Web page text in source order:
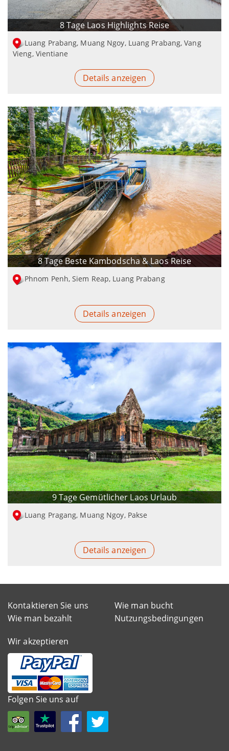
8 Tage Laos Highlights Reise
Luang Prabang, Muang Ngoy, Luang Prabang, Vang
Vieng, Vientiane
Details anzeigen
8 Tage Beste Kambodscha & Laos Reise
Phnom Penh, Siem Reap, Luang Prabang
Details anzeigen
9 Tage Gemütlicher Laos Urlaub
Luang Pragang, Muang Ngoy, Pakse
Details anzeigen
Kontaktieren Sie uns
Wie man bucht
Wie man bezahlt
Nutzungsbedingungen
Wir akzeptieren
Folgen Sie uns auf